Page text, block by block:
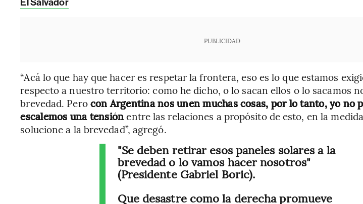
PUBLICIDAD
“Acá lo que hay que hacer es respetar la frontera, eso es lo que estamos
respecto a nuestro territorio: como he dicho, o lo sacan ellos o lo sacamos
brevedad. Perocon Argentina nos unen muchas cosas, por lo tanto, yo no
escalemos una tensiónentre las relaciones a propósito de esto, en la
solucione a la brevedad”, agregó.
"Se deben retirar esos paneles solares a la
brevedad o lo vamos hacer nosotros"
(Presidente Gabriel Boric).
Que desastre como la derecha promueve